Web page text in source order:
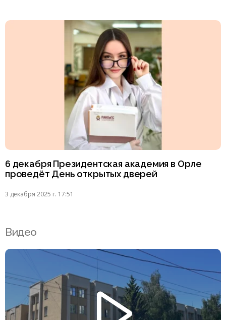
6 декабря Президентская академия в Орле
проведёт День открытых дверей
3 декабря 2025 г. 17:51
Видео